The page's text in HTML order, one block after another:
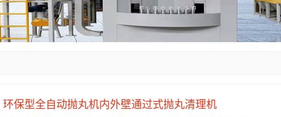
环保型全自动抛丸机内外壁通过式抛丸清理机